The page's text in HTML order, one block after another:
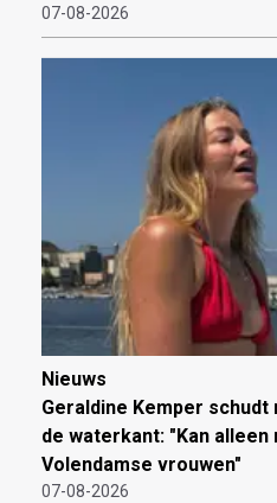
07-08-2026
Nieuws
Geraldine Kemper schudt
de waterkant: "Kan alleen
Volendamse vrouwen"
07-08-2026